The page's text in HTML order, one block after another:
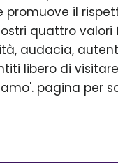
promuove il
quattro
audacia,
libero di
pagina per